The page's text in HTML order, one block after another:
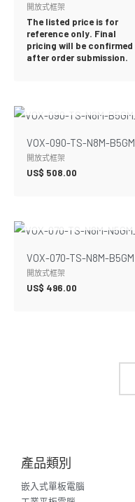
產品類別
嵌入式單板電腦
開放式框架
The listed price is for
reference only. Final
pricing will be confirmed
after order submission.
VOX-090-TS-N8M-B5GM
開放式框架
US$ 508.00
VOX-070-TS-N8M-B5GM
開放式框架
US$ 496.00